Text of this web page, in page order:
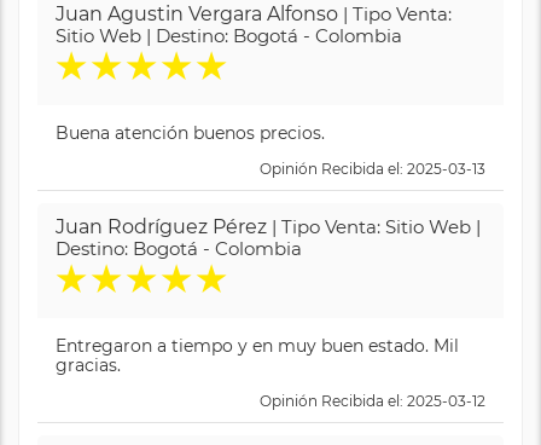
Juan Agustin Vergara Alfonso | Tipo Venta:
Sitio Web | Destino: Bogotá - Colombia
★★★★★
Buena atención buenos precios.
Opinión Recibida el: 2025-03-13
Juan Rodríguez Pérez | Tipo Venta: Sitio Web |
Destino: Bogotá - Colombia
★★★★★
Entregaron a tiempo y en muy buen estado. Mil
gracias.
Opinión Recibida el: 2025-03-12